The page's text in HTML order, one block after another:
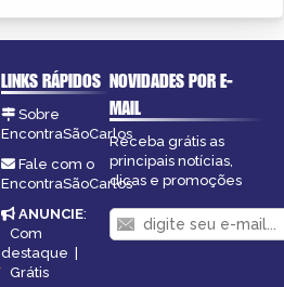
LINKS RÁPIDOS
Sobre
EncontraSãoCarlos
Fale com o
EncontraSãoCarlos
ANUNCIE:
Com
destaque
Grátis
NOVIDADES POR E-
MAIL
Receba grátis as
principais notícias,
dicas e promoções